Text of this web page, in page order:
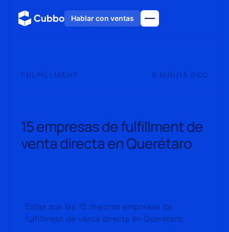
Hablar con ventas
FULFILLMENT 8 MIN /15 DEC
15 empresas de fulfillment de
venta directa en Querétaro
Estas son las 15 mejores empresas de
fulfillment de venta directa en Querétaro: